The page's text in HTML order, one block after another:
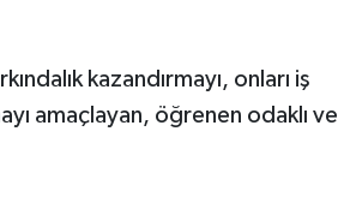
kazandırmayı, onları iş
amaçlayan, öğrenen odaklı ve